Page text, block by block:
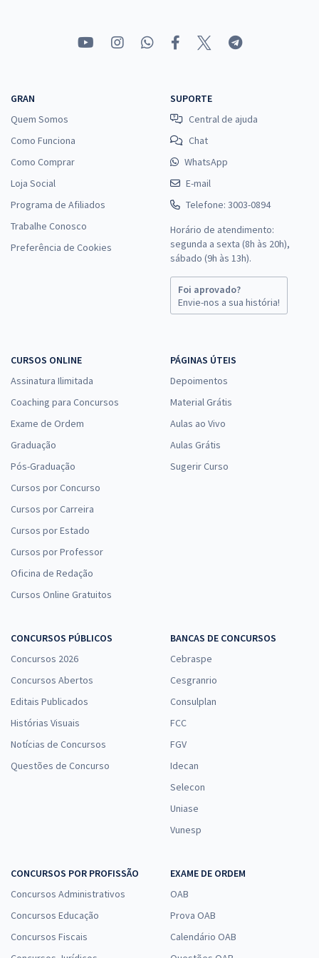
à vista
R$33,33
Economize R$ 99,98 (-20%)
Prefeitura de Jundiaí - SP - Conhecimentos Específicos para
Enfermeiro (Pós-edital)
à vista
R$26,66
Economize R$ 79,98 (-20%)
Comprar
Prefeitura de Jundiaí - SP - Farmacêutico (Pós-edital)
à vista
R$30,66
Comprar
Prefeitura de Jundiaí - SP - Conhecimentos Específicos para
Economize R$ 65,98 (-20%)
Prefeitura de Jundiaí - SP - Conhecimentos Específicos para o Cargo
de Fisioterapeuta (Pós-edital)
à vista
R$18,65
Economize R$ 55,96 (-20%)
Comprar
GRAN
Quem Somos
Como Funciona
Como Comprar
Loja Social
Programa de Afiliados
Trabalhe Conosco
Preferência de Cookies
SUPORTE
Central de ajuda
Chat
WhatsApp
E-mail
Telefone: 3003-0894
Horário de atendimento:
segunda a sexta (8h às 20h),
sábado (9h às 13h).
Foi aprovado?
Envie-nos a sua história!
CURSOS ONLINE
Assinatura Ilimitada
Coaching para Concursos
Exame de Ordem
Graduação
Pós-Graduação
Cursos por Concurso
Cursos por Carreira
Cursos por Estado
Cursos por Professor
Oficina de Redação
Cursos Online Gratuitos
PÁGINAS ÚTEIS
Depoimentos
Material Grátis
Aulas ao Vivo
Aulas Grátis
Sugerir Curso
CONCURSOS PÚBLICOS
Concursos 2026
Concursos Abertos
Editais Publicados
Histórias Visuais
Notícias de Concursos
Questões de Concurso
BANCAS DE CONCURSOS
Cebraspe
Cesgranrio
Consulplan
FCC
FGV
Idecan
Selecon
Uniase
Vunesp
CONCURSOS POR PROFISSÃO
Concursos Administrativos
Concursos Educação
Concursos Fiscais
EXAME DE ORDEM
OAB
Prova OAB
Calendário OAB